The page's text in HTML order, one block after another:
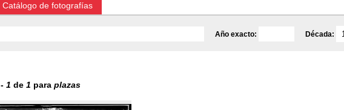
Catálogo de fotografías
Año exacto: Década:
- 1 de 1 para plazas